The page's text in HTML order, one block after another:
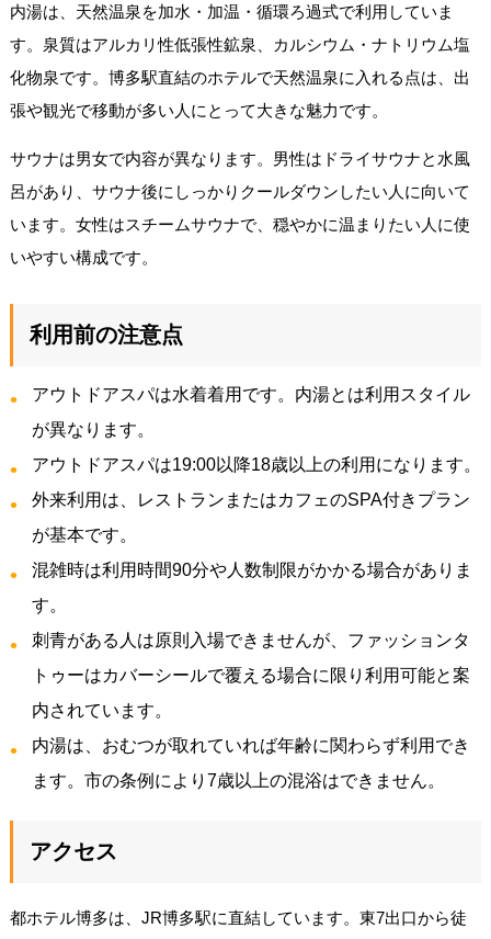
内湯は、天然温泉を加水・加温・循環ろ過式で利用していま
す。泉質はアルカリ性低張性鉱泉、カルシウム・ナトリウム塩
化物泉です。博多駅直結のホテルで天然温泉に入れる点は、出
張や観光で移動が多い人にとって大きな魅力です。
サウナは男女で内容が異なります。男性はドライサウナと水風
呂があり、サウナ後にしっかりクールダウンしたい人に向いて
います。女性はスチームサウナで、穏やかに温まりたい人に使
いやすい構成です。
利用前の注意点
アウトドアスパは水着着用です。内湯とは利用スタイル
が異なります。
アウトドアスパは19:00以降18歳以上の利用になります。
外来利用は、レストランまたはカフェのSPA付きプラン
が基本です。
混雑時は利用時間90分や人数制限がかかる場合がありま
す。
刺青がある人は原則入場できませんが、ファッションタ
トゥーはカバーシールで覆える場合に限り利用可能と案
内されています。
内湯は、おむつが取れていれば年齢に関わらず利用でき
ます。市の条例により7歳以上の混浴はできません。
アクセス
都ホテル博多は、JR博多駅に直結しています。東7出口から徒